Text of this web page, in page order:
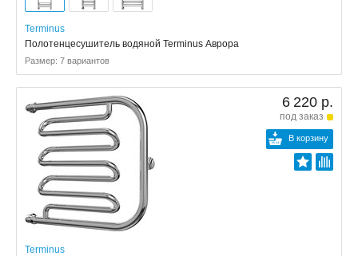
Terminus
Полотенцесушитель водяной Terminus Аврора
Размер: 7 вариантов
6 220 р.
под заказ
В корзину
Terminus